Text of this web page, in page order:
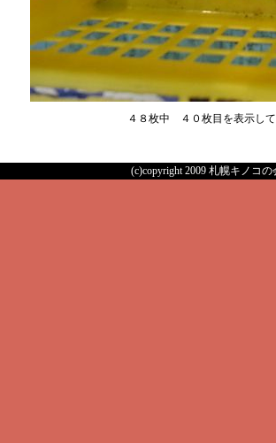
４８枚中 ４０枚目を表示し
(c)copyright 2009 札幌キノコ